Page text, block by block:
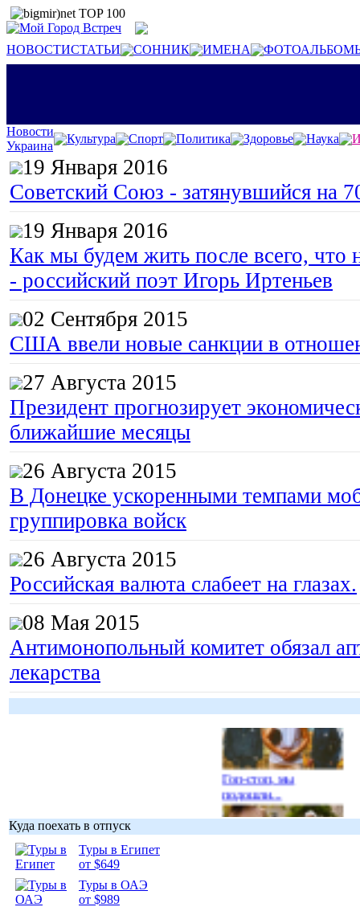
НОВОСТИСТАТЬИ СОННИК ИМЕНА
Новости
Украина
Культура Спорт Политика Здоровье Наука
19 Января 2016
Советский Союз - затянувшийся на
19 Января 2016
Как мы будем жить после всего, что
- российский поэт Игорь Иртеньев
02 Сентября 2015
США ввели новые санкции в
27 Августа 2015
Президент прогнозирует
ближайшие месяцы
26 Августа 2015
В Донецке ускоренными темпами
группировка войск
26 Августа 2015
Российская валюта слабеет на глазах.
08 Мая 2015
Антимонопольный комитет обязал
лекарства
Гоп-стоп, мы
подошли...
Куда поехать в отпуск
Туры в Египет
от $649
Туры в ОАЭ
от $989